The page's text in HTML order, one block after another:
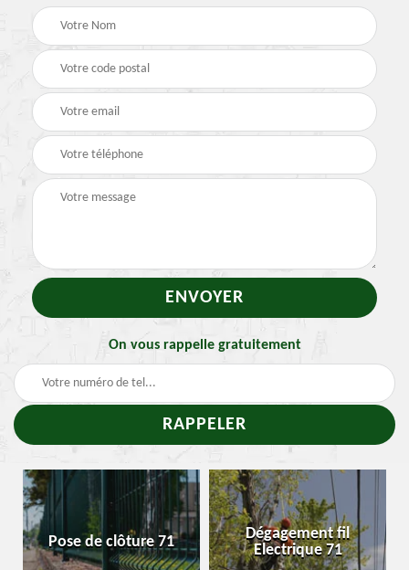
On vous rappelle gratuitement
Pose de clôture 71
Dégagement fil
Electrique 71